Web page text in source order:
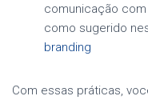
comunicação
como sugerido
branding
Com essas práticas,